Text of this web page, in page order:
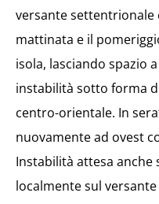
versante settentrionale
mattinata e il
isola, lasciando spazio
instabilità sotto forma
centro-orientale. In
nuovamente ad ovest
Instabilità attesa anche
localmente sul